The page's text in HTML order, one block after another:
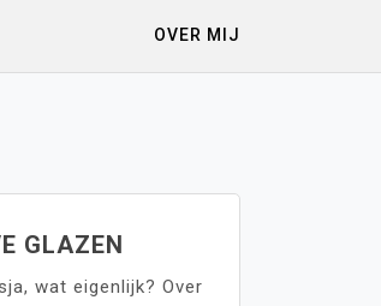
OVER MIJ
GLAZEN
wat eigenlijk? Over